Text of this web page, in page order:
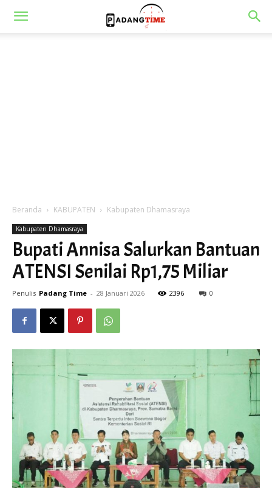
Beranda KABUPATEN Kabupaten Dhamasraya
Kabupaten Dhamasraya
Bupati Annisa Salurkan Bantuan
ATENSI Senilai Rp1,75 Miliar
Penulis Padang Time - 28 Januari 2026 2396 0